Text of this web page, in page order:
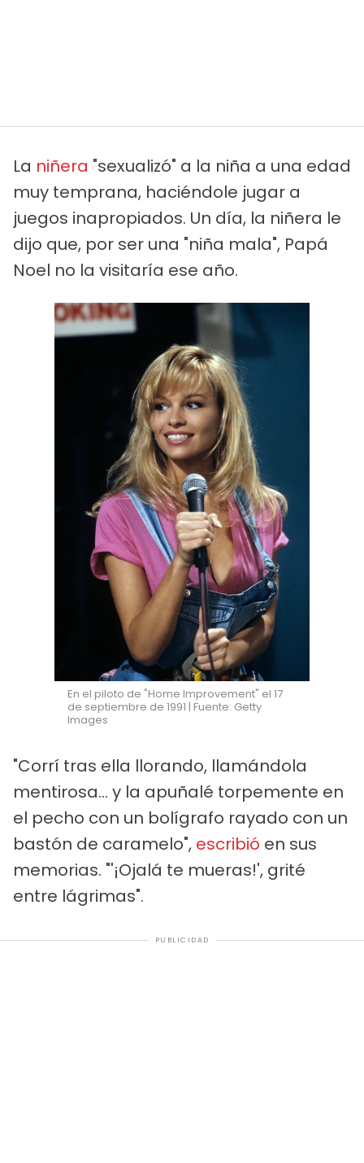
La niñera "sexualizó" a la niña a una edad
muy temprana, haciéndole jugar a
juegos inapropiados. Un día, la niñera le
dijo que, por ser una "niña mala", Papá
Noel no la visitaría ese año.
En el piloto de "Home Improvement" el 17
de septiembre de 1991 | Fuente: Getty
Images
"Corrí tras ella llorando, llamándola
mentirosa... y la apuñalé torpemente en
el pecho con un bolígrafo rayado con un
bastón de caramelo", escribió en sus
memorias. "'¡Ojalá te mueras!', grité
entre lágrimas".
PUBLICIDAD